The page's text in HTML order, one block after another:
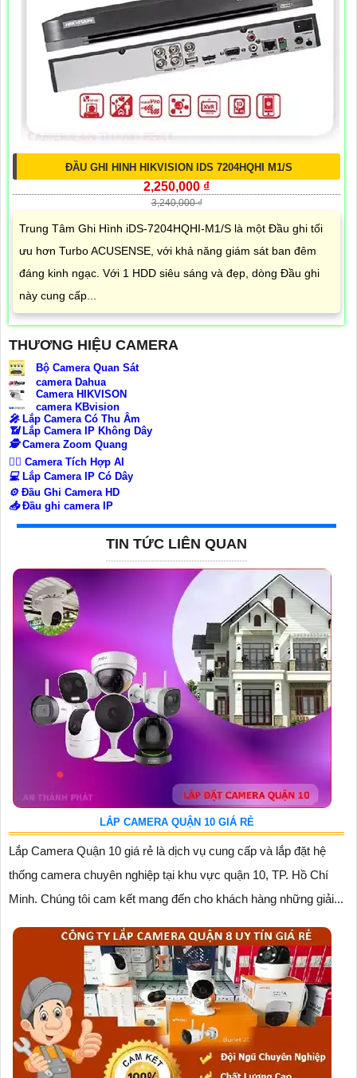
ĐẦU GHI HINH HIKVISION IDS 7204HQHI M1/S
2,250,000 ₫
3,240,000 ₫
Trung Tâm Ghi Hình iDS-7204HQHI-M1/S là một Đầu ghi tối
ưu hơn Turbo ACUSENSE, với khả năng giám sát ban đêm
đáng kinh ngạc. Với 1 HDD siêu sáng và đẹp, dòng Đầu ghi
này cung cấp...
THƯƠNG HIỆU CAMERA
Bộ Camera Quan Sát
camera Dahua
Camera HIKVISON
camera KBvision
️🎤️ Lắp Camera Có Thu Âm
📶 Lắp Camera IP Không Dây
🕵️Camera Zoom Quang
🧛‍♀️ Camera Tích Hợp AI
💻Lắp Camera IP Có Dây
⚙️Đầu Ghi Camera HD
📥Đầu ghi camera IP
TIN TỨC LIÊN QUAN
LẮP CAMERA QUẬN 10 GIÁ RẺ
Lắp Camera Quận 10 giá rẻ là dịch vụ cung cấp và lắp đặt hệ
thống camera chuyên nghiệp tại khu vực quận 10, TP. Hồ Chí
Minh. Chúng tôi cam kết mang đến cho khách hàng những giải...